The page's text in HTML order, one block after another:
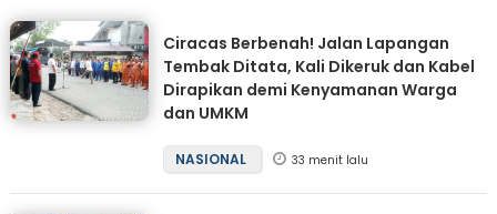
Ciracas Berbenah! Jalan Lapangan
Tembak Ditata, Kali Dikeruk dan Kabel
Dirapikan demi Kenyamanan Warga
dan UMKM
NASIONAL 33 menit lalu